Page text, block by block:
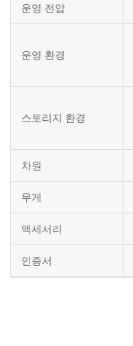
운영 전압
운영 환경
스토리지 환경
차원
무게
액세서리
인증서